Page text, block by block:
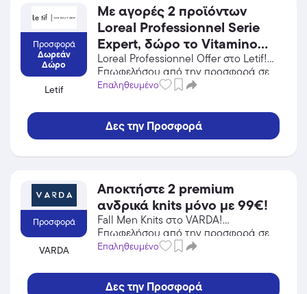
Προσφορά
Δωρεάν
Δώρο
Letif
Με αγορές 2 προϊόντων
Loreal Professionnel Serie
Expert, δώρο το Vitamino
Color Spectrum Mask 75ml!
Ισχύει μέχρι εξαντλήσεως
των αποθεμάτων.
Loreal Professionnel Offer στο Letif!
Επωφελήσου από την προσφορά σε
Προσωπική Φροντίδα / Καλλυντικά
εκπτώσεις!
Επαληθευμένο
Δες την Προσφορά
Προσφορά
VARDA
Αποκτήστε 2 premium
ανδρικά knits μόνο με 99€!
Fall Men Knits στο VARDA!
Επωφελήσου από την προσφορά σε
Ένδυση του VARDA και κέρδισε από
Επαληθευμένο
Δες την Προσφορά